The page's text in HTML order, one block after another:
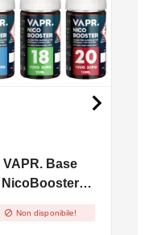
VAPR. Base
NicoBooster
 Non disponibile!
